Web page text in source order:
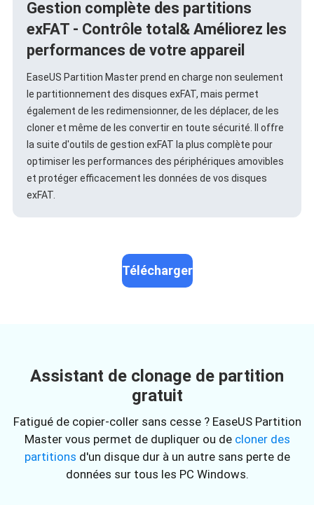
Gestion complète des partitions
exFAT - Contrôle total& Améliorez les
performances de votre appareil
EaseUS Partition Master prend en charge non seulement
le partitionnement des disques exFAT, mais permet
également de les redimensionner, de les déplacer, de les
cloner et même de les convertir en toute sécurité. Il offre
la suite d'outils de gestion exFAT la plus complète pour
optimiser les performances des périphériques amovibles
et protéger efficacement les données de vos disques
exFAT.
Télécharger
Assistant de clonage de partition
gratuit
Fatigué de copier-coller sans cesse ? EaseUS Partition
Master vous permet de dupliquer ou de cloner des
partitions d'un disque dur à un autre sans perte de
données sur tous les PC Windows.